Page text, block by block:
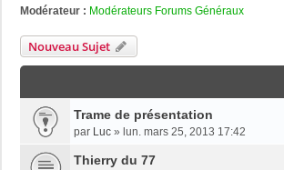
Modérateur : Modérateurs Forums Généraux
Nouveau Sujet
Trame de présentation
par Luc » lun. mars 25, 2013 17:42
Thierry du 77